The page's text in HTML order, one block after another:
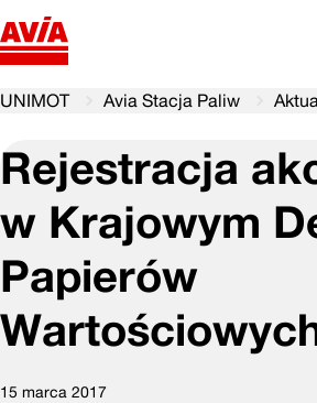
UNIMOT Avia Stacja Paliw
Rejestracja
w Krajowym
Papierów
15 marca 2017